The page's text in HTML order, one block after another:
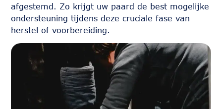
afgestemd. Zo krijgt uw paard de best mogelijke
ondersteuning tijdens deze cruciale fase van
herstel of voorbereiding.